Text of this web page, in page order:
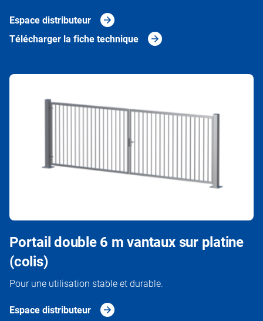
Espace distributeur
Télécharger la fiche technique
Portail double 6 m vantaux sur platine
(colis)
Pour une utilisation stable et durable.
Espace distributeur